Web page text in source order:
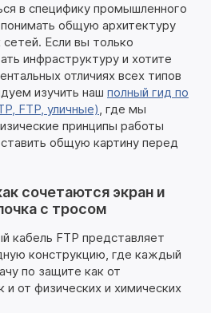
в специфику промышленного
общую архитектуру
Если вы только
инфраструктуру и хотите
отличиях всех типов
изучить наш полный гид по
FTP, уличные), где мы
принципы работы
общую картину перед
сочетаются экран и
с тросом
кабель FTP представляет
конструкцию, где каждый
по защите как от
и от физических и химических